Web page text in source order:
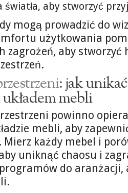
światła, aby stworzyć
mogą prowadzić do
użytkowania
zagrożeń, aby
: jak
mebli
powinno
mebli, aby
każdy mebel i
uniknąć chaosu i
do aranżacji,